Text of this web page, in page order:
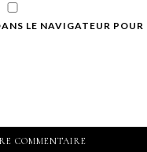
LE NAVIGATEUR